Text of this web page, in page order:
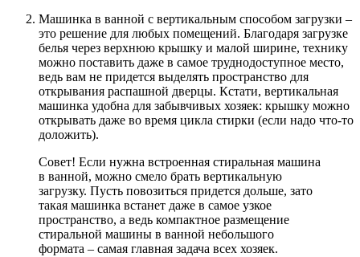
Машинка в ванной с вертикальным способом загрузки –
это решение для любых помещений. Благодаря загрузке
белья через верхнюю крышку и малой ширине, технику
можно поставить даже в самое труднодоступное место,
ведь вам не придется выделять пространство для
открывания распашной дверцы. Кстати, вертикальная
машинка удобна для забывчивых хозяек: крышку можно
открывать даже во время цикла стирки (если надо что-то
доложить).
Совет! Если нужна встроенная стиральная машина
в ванной, можно смело брать вертикальную
загрузку. Пусть повозиться придется дольше, зато
такая машинка встанет даже в самое узкое
пространство, а ведь компактное размещение
стиральной машины в ванной небольшого
формата – самая главная задача всех хозяек.